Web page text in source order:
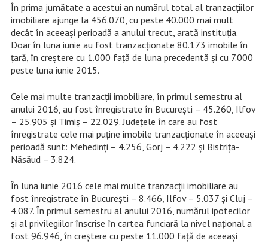
În prima jumătate a acestui an numărul total al tranzacțiilor
imobiliare ajunge la 456.070, cu peste 40.000 mai mult
decât în aceeași perioadă a anului trecut, arată instituția.
Doar în luna iunie au fost tranzacționate 80.173 imobile în
țară, în creștere cu 1.000 față de luna precedentă și cu 7.000
peste luna iunie 2015.
Cele mai multe tranzacții imobiliare, în primul semestru al
anului 2016, au fost înregistrate în București – 45.260, Ilfov
– 25.905 și Timiș – 22.029. Județele în care au fost
înregistrate cele mai puține imobile tranzacționate în aceeași
perioadă sunt: Mehedinți – 4.256, Gorj – 4.222 și Bistrița-
Năsăud – 3.824.
În luna iunie 2016 cele mai multe tranzacții imobiliare au
fost înregistrate în București – 8.466, Ilfov – 5.037 și Cluj –
4.087. În primul semestru al anului 2016, numărul ipotecilor
și al privilegiilor înscrise în cartea funciară la nivel național a
fost 96.946, în creștere cu peste 11.000 față de aceeași